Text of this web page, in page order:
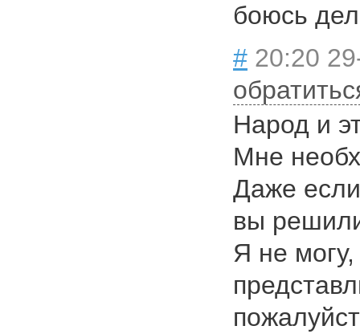
боюсь
# 20:20
Народ и
Мне
Даже
вы
Я не могу,